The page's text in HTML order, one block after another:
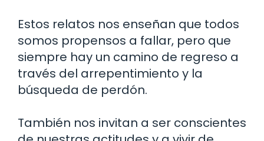
Estos relatos nos enseñan que todos
somos propensos a fallar, pero que
siempre hay un camino de regreso a
través del arrepentimiento y la
búsqueda de perdón.
También nos invitan a ser conscientes